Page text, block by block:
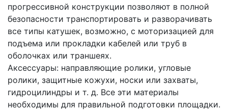
прогрессивной конструкции позволяют в полной
безопасности транспортировать и разворачивать
все типы катушек, возможно, с моторизацией для
подъема или прокладки кабелей или труб в
оболочках или траншеях.
Аксессуары: направляющие ролики, угловые
ролики, защитные кожухи, носки или захваты,
гидроцилиндры и т. д. Все эти материалы
необходимы для правильной подготовки площадки.